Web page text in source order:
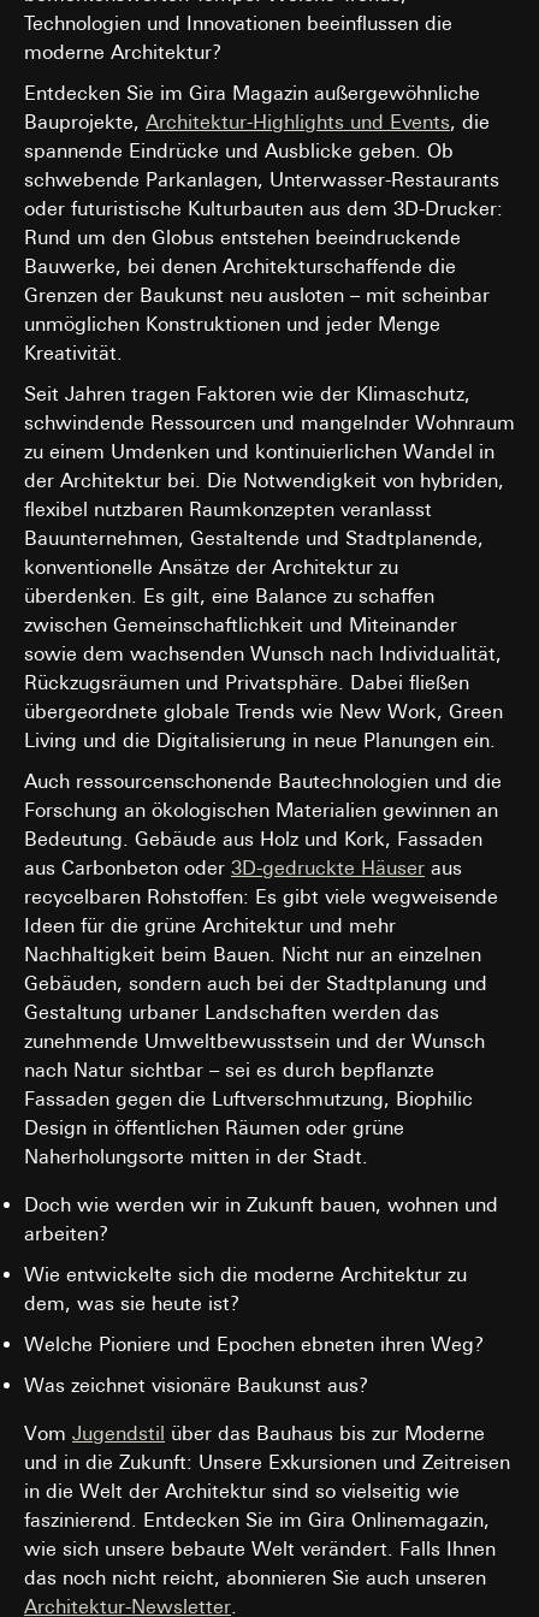
Technologien und Innovationen beeinflussen die
moderne Architektur?
Entdecken Sie im Gira Magazin außergewöhnliche
Bauprojekte, Architektur-Highlights und Events, die
spannende Eindrücke und Ausblicke geben. Ob
schwebende Parkanlagen, Unterwasser-Restaurants
oder futuristische Kulturbauten aus dem 3D-Drucker:
Rund um den Globus entstehen beeindruckende
Bauwerke, bei denen Architekturschaffende die
Grenzen der Baukunst neu ausloten – mit scheinbar
unmöglichen Konstruktionen und jeder Menge
Kreativität.
Seit Jahren tragen Faktoren wie der Klimaschutz,
schwindende Ressourcen und mangelnder Wohnraum
zu einem Umdenken und kontinuierlichen Wandel in
der Architektur bei. Die Notwendigkeit von hybriden,
flexibel nutzbaren Raumkonzepten veranlasst
Bauunternehmen, Gestaltende und Stadtplanende,
konventionelle Ansätze der Architektur zu
überdenken. Es gilt, eine Balance zu schaffen
zwischen Gemeinschaftlichkeit und Miteinander
sowie dem wachsenden Wunsch nach Individualität,
Rückzugsräumen und Privatsphäre. Dabei fließen
übergeordnete globale Trends wie New Work, Green
Living und die Digitalisierung in neue Planungen ein.
Auch ressourcenschonende Bautechnologien und die
Forschung an ökologischen Materialien gewinnen an
Bedeutung. Gebäude aus Holz und Kork, Fassaden
aus Carbonbeton oder 3D-gedruckte Häuser aus
recycelbaren Rohstoffen: Es gibt viele wegweisende
Ideen für die grüne Architektur und mehr
Nachhaltigkeit beim Bauen. Nicht nur an einzelnen
Gebäuden, sondern auch bei der Stadtplanung und
Gestaltung urbaner Landschaften werden das
zunehmende Umweltbewusstsein und der Wunsch
nach Natur sichtbar – sei es durch bepflanzte
Fassaden gegen die Luftverschmutzung, Biophilic
Design in öffentlichen Räumen oder grüne
Naherholungsorte mitten in der Stadt.
Doch wie werden wir in Zukunft bauen, wohnen und
arbeiten?
Wie entwickelte sich die moderne Architektur zu
dem, was sie heute ist?
Welche Pioniere und Epochen ebneten ihren Weg?
Was zeichnet visionäre Baukunst aus?
Vom Jugendstil über das Bauhaus bis zur Moderne
und in die Zukunft: Unsere Exkursionen und Zeitreisen
in die Welt der Architektur sind so vielseitig wie
faszinierend. Entdecken Sie im Gira Onlinemagazin,
wie sich unsere bebaute Welt verändert. Falls Ihnen
das noch nicht reicht, abonnieren Sie auch unseren
Architektur-Newsletter
wir von ausgewählten Seiten eine Art Wärmebild
erstellen. Dies ermöglicht zusehen, wie sich User
auf der Seite bewegen. Wir sehen, wo sie
klicken, wie tief sie scrollen und wie sie sich auf
Kategorien personenbezogener Daten: - IP-
Adresse, Heatmaps der Nutzung
Rechtsgrundlage und ggf. verfolgte berechtigte
Interessen:
Einsatz des Dienstes: § 25 Abs. 1 S. 1 TDDDG
Folgeverarbeitung der personenbezogenen
Daten: Art. 6 Abs. 1 lit. a DSGVO
Empfänger:
interne Abteilungen, soweit Zugriff für
Hotjar Ltd.
Drittlandübermittlung: keine
Lebensdauer des Cookies:
12 Monate
YouTube
Datenverarbeitungszwecke: Darstellung von Videos
Kategorien personenbezogener Daten: IP-Adresse, Datum
nebst Uhrzeit sowie die besuchte Internetseite
Folgeverarbeitung der personenbezogenen Daten: Art. 6
Abs. 1 lit. a DSGVO
Google Ireland Ltd, Google LLC (USA)
Informationen dazu, wie Google Ihre
Daten verarbeitet, finden Sie unter
https://business.safety.google/privacy
Drittlandübermittlung:
Drittland: USA
Angemessenheitsbeschluss/Garantien/
Standardvertragsklauseln, Kopie zu erfragen bei
, Einwilligung gem.
Abs. 1 lit. a DSGVO
Lebensdauer des Cookies:
länger als 12 Monate
Kartendienst Google Maps
Datenverarbeitungszwecke: Darstellung interaktiver
(anonymisiert), Datum und Uhrzeit des Besuchs auf der
betreffenden Website, Internetadresse oder URL der
Rechtsgrundlage und ggf. verfolgte berechtigte Interessen:
Einsatz des Dienstes: § 25 Abs. 1 S. 1 TDDDG
Folgeverarbeitung der personenbezogenen Daten: Art. 6
Abs. 1 lit. a DSGVO
Empfänger:
Informationen dazu, wie Google Ihre
Daten verarbeitet, finden Sie unter
https://business.safety.google/privacy
Drittlandübermittlung:
Drittland: USA
Angemessenheitsbeschluss/Garantien/
Standardvertragsklauseln, Kopie zu erfragen bei
Datenschutzerklärung:
https://www.linkedin.com/legal/privacy-policy
Google Ads (Conversion Tracking)
Auswertung der Website-
Nutzung, Kampagnen Erfolgsmessung. Google Ads
Daten, um von Gira geschaltete Anzeigen auf Webseiten,
Social-Media Plattformen, in Suchergebnissen und
digitalen Plattformen zu platzieren und um den Erfolg von
Werbekampagnen zu messen.
Kategorien personenbezogener Daten:
IP-Adresse,
Informationen, Website besucht, Datum und Uhrzeit des
Besuchs, Geräte-Informationen, Nutzungsdaten, Klickpfad,
Geografischer Standort
Rechtsgrundlage und ggf. verfolgte berechtigte Interessen:
Einsatz des Dienstes: § 25 Abs. 1 S. 1 TDDDG
Folgeverarbeitung der personenbezogenen Daten: Art. 6
Empfänger:
interne Abteilungen, soweit Zugriff für
Google Ireland Ltd, Google LLC (USA)
Informationen dazu, wie Google Ihre
Daten verarbeitet, finden Sie unter
https://business.safety.google/privacy
Drittlandübermittlung:
Drittland: USA
Angemessenheitsbeschluss/Garantien/
Standardvertragsklauseln, Kopie zu erfragen bei
Gira Giersiepen GmbH & Co. KG
, Einwilligung gem.
Abs. 1 lit. a DSGVO
Lebensdauer des Cookies:
90 Tage
TikTok-Pixel
Datenverarbeitungszwecke:
Auswertung der Website-Nutzung, Messung und
Optimierung von Werbekampagnen
können Gira Marketing- und Vertriebsprozesse
digitalisiert und automatisiert werden. Mittels
Segmentierung von Abonnenten/Website-Besuchern,
können zielgerichtete und individuellere
eine erhöhte Aufmerksamkeit können
Folgeaktivitäten gesteigert werden und zudem eine
Kategorien personenbezogener Daten: IP-Adresse des
Nutzers (zur groben geografischen Einordnung), User-
Gerätetyp), Zeitstempel der Aktion, URL der
aufgerufenen Seite und Referrer, Event-Typ und Event-
Cookie-ID (ttclid) zur Wiedererkennung von TikTok-
Nutzern, Pixel-ID
Rechtsgrundlage und ggf. verfolgte berechtigte
Interessen:
Einsatz des Dienstes: § 25 Abs. 1 S. 1 TDDDG
Folgeverarbeitung der personenbezogenen Daten:
Art. 6 Abs. 1 lit. a DSGVO